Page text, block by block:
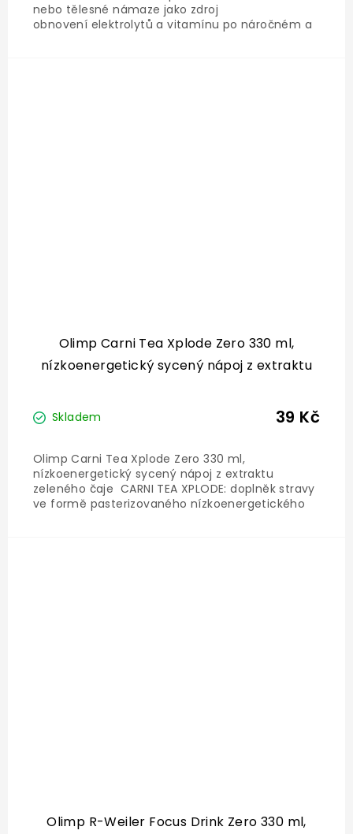
nebo tělesné námaze jako zdroj
obnovení elektrolytů a vitamínu po náročném a
Olimp Carni Tea Xplode Zero 330 ml,
nízkoenergetický sycený nápoj z extraktu
Skladem 39 Kč
Olimp Carni Tea Xplode Zero 330 ml,
nízkoenergetický sycený nápoj z extraktu
zeleného čaje CARNI TEA XPLODE: doplněk stravy
ve formě pasterizovaného nízkoenergetického
Olimp R-Weiler Focus Drink Zero 330 ml,